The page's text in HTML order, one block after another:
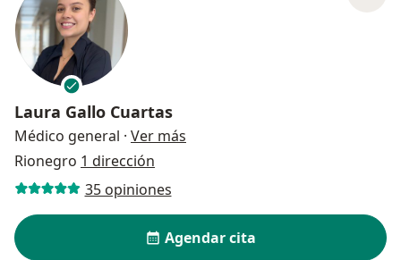
Laura Gallo Cuartas
Médico general · Ver más
Rionegro 1 dirección
35 opiniones
Agendar cita